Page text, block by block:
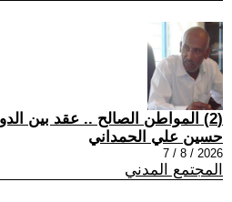
(2) المواطن الصالح .. عقد بين الدولة والإنسان
حسين علي الحمداني
2026 / 8 / 7
المجتمع المدني